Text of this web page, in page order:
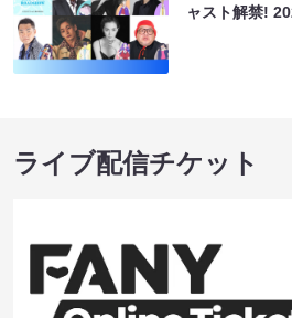
ャスト解禁!
ライブ配信チケット